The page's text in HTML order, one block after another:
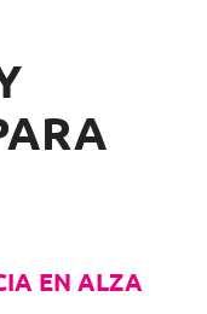
EN ALZA